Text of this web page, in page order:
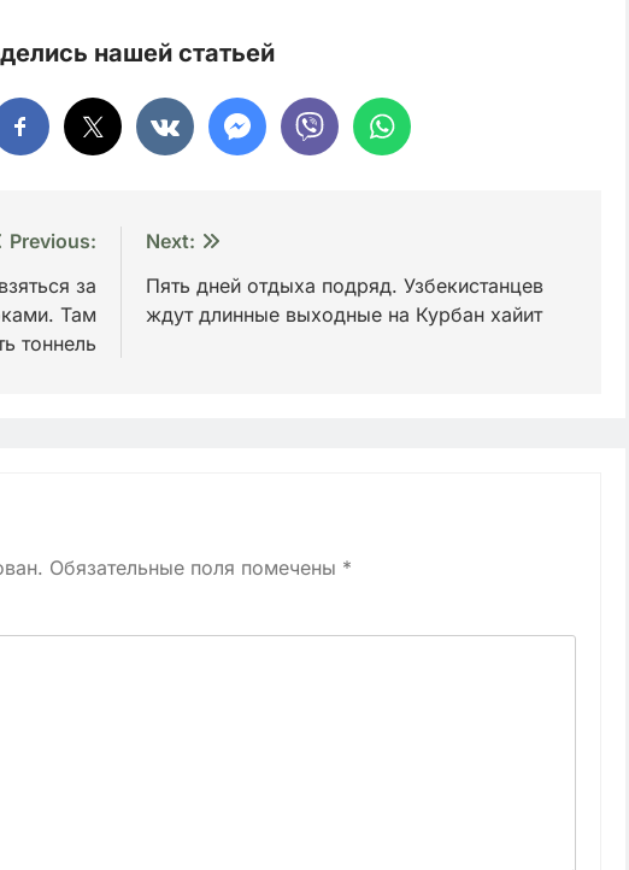
нашей статьей
Previous:
за
Там
тоннель
Next:
Пять дней отдыха подряд. Узбекистанцев
ждут длинные выходные на Курбан хайит
Обязательные поля помечены *